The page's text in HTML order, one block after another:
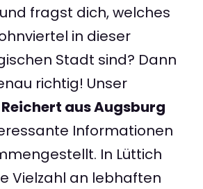
und fragst dich, welches
in dieser
Stadt sind? Dann
richtig! Unser
aus Augsburg
Informationen
In Lüttich
Vielzahl an lebhaften